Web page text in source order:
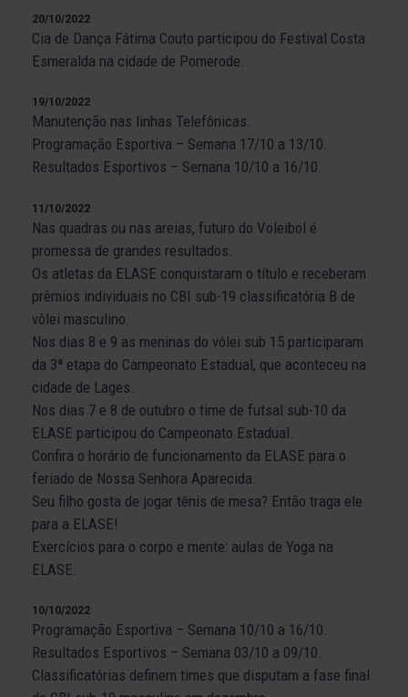
20/10/2022
Cia de Dança Fátima Couto participou do Festival Costa
Esmeralda na cidade de Pomerode.
19/10/2022
Manutenção nas linhas Telefônicas.
Programação Esportiva – Semana 17/10 a 13/10.
Resultados Esportivos – Semana 10/10 a 16/10.
11/10/2022
Nas quadras ou nas areias, futuro do Voleibol é
promessa de grandes resultados.
Os atletas da ELASE conquistaram o título e receberam
prêmios individuais no CBI sub-19 classificatória B de
vôlei masculino.
Nos dias 8 e 9 as meninas do vôlei sub 15 participaram
da 3ª etapa do Campeonato Estadual, que aconteceu na
cidade de Lages.
Nos dias 7 e 8 de outubro o time de futsal sub-10 da
ELASE participou do Campeonato Estadual.
Confira o horário de funcionamento da ELASE para o
feriado de Nossa Senhora Aparecida.
Seu filho gosta de jogar tênis de mesa? Então traga ele
para a ELASE!
Exercícios para o corpo e mente: aulas de Yoga na
ELASE.
10/10/2022
Programação Esportiva – Semana 10/10 a 16/10.
Resultados Esportivos – Semana 03/10 a 09/10.
Classificatórias definem times que disputam a fase final